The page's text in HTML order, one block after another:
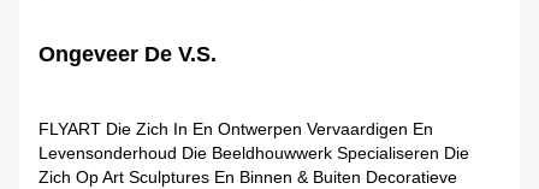
Ongeveer De V.S.
FLYART Die Zich In En Ontwerpen Vervaardigen En
Levensonderhoud Die Beeldhouwwerk Specialiseren Die
Zich Op Art Sculptures En Binnen & Buiten Decoratieve